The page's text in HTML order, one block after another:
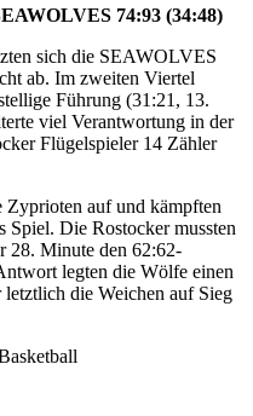
74:93 (34:48)
sich die SEAWOLVES
ab. Im zweiten Viertel
Führung (31:21, 13.
viel Verantwortung in der
Flügelspieler 14 Zähler
Zyprioten auf und kämpften
Spiel. Die Rostocker mussten
28. Minute den 62:62-
legten die Wölfe einen
die Weichen auf Sieg